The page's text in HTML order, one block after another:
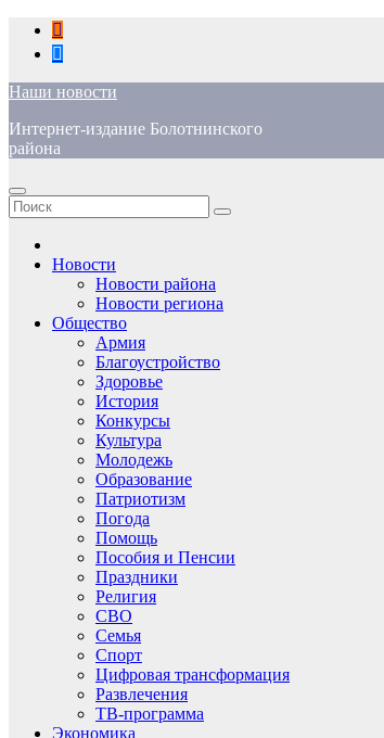
Перейти
содержимому
Наши новости
Интернет-издание Болотнинского
района
Новости
Новости района
Новости региона
Общество
Армия
Благоустройство
Здоровье
История
Конкурсы
Культура
Молодежь
Образование
Патриотизм
Погода
Помощь
Пособия и Пенсии
Праздники
Религия
СВО
Семья
Спорт
Цифровая трансформация
Развлечения
ТВ-программа
Экономика